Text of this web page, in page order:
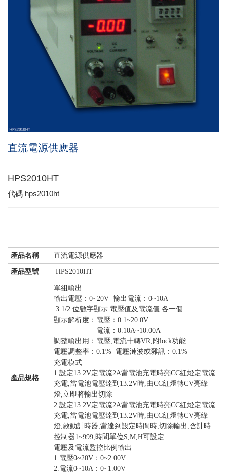
直流電源供應器
HPS2010HT
代碼 hps2010ht
產品名稱 直流電源供應器
產品型號 HPS2010HT
產品規格
單組輸出
輸出電壓：0~20V 輸出電流：0~10A
3 1/2 位數字顯示 電壓值及電流值 各一個
顯示解析度：電壓：0.1~20.0V
電流：0.10A~10.00A
調整輸出用：電壓,電流十轉VR,附lock功能
電壓調整率：0.1% 電壓漣波或雜訊：0.1%
充電模式
1.設定13.2V定電流2A當電池充電時亮CC紅燈定電流
充電,當電池電壓達到13.2V時,由CC紅燈轉CV亮綠
燈,立即將輸出切除
2.設定13.2V定電流2A當電池充電時亮CC紅燈定電流
充電,當電池電壓達到13.2V時,由CC紅燈轉CV亮綠
燈,啟動計時器,當達到設定時間時,切除輸出,含計時
控制器1~999,時間單位S,M,H可設定
電壓及電流監控比例輸出
1.電壓0~20V：0~2.00V
2.電流0~10A：0~1.00V